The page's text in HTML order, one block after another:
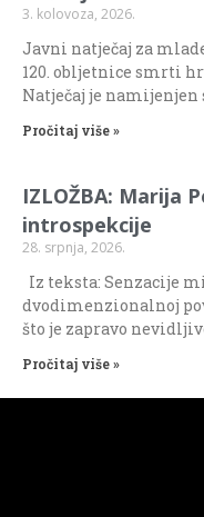
3. kolovoza, 2026.
Javni natječaj za
120. obljetnice smrti
Natječaj je namijenjen
Pročitaj više »
IZLOŽBA: Marija
introspekcije
28. srpnja, 2026.
Iz teksta: Senzacije
dvodimenzionalnoj
što je zapravo
Pročitaj više »